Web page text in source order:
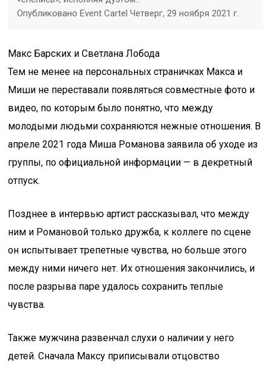
Опубликовано Event Cartel Четверг, 29 ноября 2021 г.
Макс Барских и Светлана Лобода
Тем не менее на персональных страничках Макса и
Миши не переставали появляться совместные фото и
видео, по которым было понятно, что между
молодыми людьми сохраняются нежные отношения. В
апреле 2021 года Миша Романова заявила об уходе из
группы, по официальной информации — в декретный
отпуск.
Позднее в интервью артист рассказывал, что между
ним и Романовой только дружба, к коллеге по сцене
он испытывает трепетные чувства, но больше этого
между ними ничего нет. Их отношения закончились, и
после разрыва паре удалось сохранить теплые
чувства.
Также мужчина развенчал слухи о наличии у него
детей. Сначала Максу приписывали отцовство